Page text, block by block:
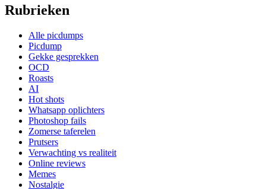
Rubrieken
Alle picdumps
Picdump
Gekke gesprekken
OCD
Roasts
AI
Hot shots
Whatsapp oplichters
Photoshop fails
Zomerse taferelen
Prutsers
Verwachting vs realiteit
Online reviews
Memes
Nostalgie